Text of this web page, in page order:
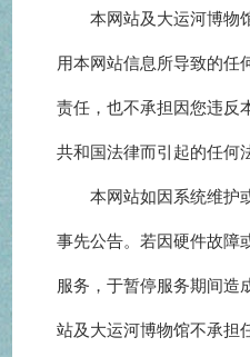
本网站及大运河博物
用本网站信息所导致的任
责任，也不承担因您违反
共和国法律而引起的任何
本网站如因系统维护
事先公告。若因硬件故障
服务，于暂停服务期间造
站及大运河博物馆不承担